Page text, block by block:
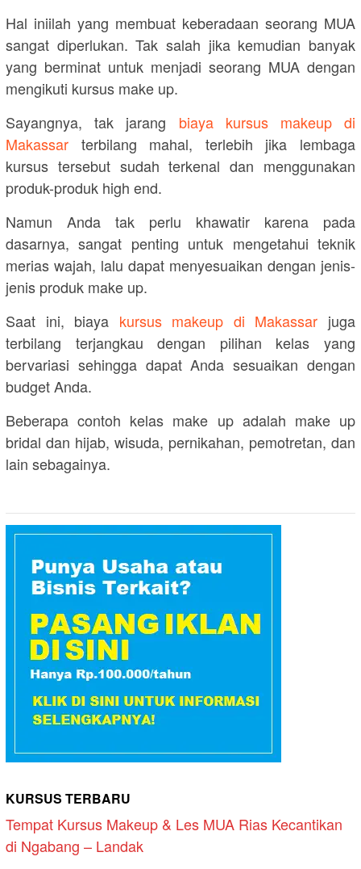
Hal iniilah yang membuat keberadaan seorang MUA
sangat diperlukan. Tak salah jika kemudian banyak
yang berminat untuk menjadi seorang MUA dengan
mengikuti kursus make up.
Sayangnya, tak jarang biaya kursus makeup di
Makassar terbilang mahal, terlebih jika lembaga
kursus tersebut sudah terkenal dan menggunakan
produk-produk high end.
Namun Anda tak perlu khawatir karena pada
dasarnya, sangat penting untuk mengetahui teknik
merias wajah, lalu dapat menyesuaikan dengan jenis-
jenis produk make up.
Saat ini, biaya kursus makeup di Makassar juga
terbilang terjangkau dengan pilihan kelas yang
bervariasi sehingga dapat Anda sesuaikan dengan
budget Anda.
Beberapa contoh kelas make up adalah make up
bridal dan hijab, wisuda, pernikahan, pemotretan, dan
lain sebagainya.
KURSUS TERBARU
Tempat Kursus Makeup & Les MUA Rias Kecantikan
di Ngabang – Landak